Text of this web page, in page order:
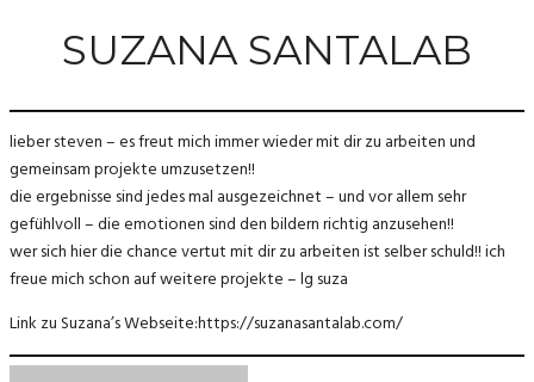
SUZANA SANTALAB
lieber steven – es freut mich immer wieder mit dir zu arbeiten und
gemeinsam projekte umzusetzen!!
die ergebnisse sind jedes mal ausgezeichnet – und vor allem sehr
gefühlvoll – die emotionen sind den bildern richtig anzusehen!!
wer sich hier die chance vertut mit dir zu arbeiten ist selber schuld!! ich
freue mich schon auf weitere projekte – lg suza
Link zu Suzana’s Webseite:https://suzanasantalab.com/